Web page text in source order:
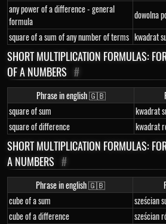
any power of a difference - general
formula
dowolna
square of a sum of any number of terms kwadrat
SHORT MULTIPLICATION FORMULAS:
OF A NUMBERS #
Phrase in english 🇬🇧
square of sum
kwadrat
square of difference
kwadrat
SHORT MULTIPLICATION FORMULAS:
A NUMBERS #
Phrase in english 🇬🇧
cube of a sum
sześcian
cube of a difference
sześcian